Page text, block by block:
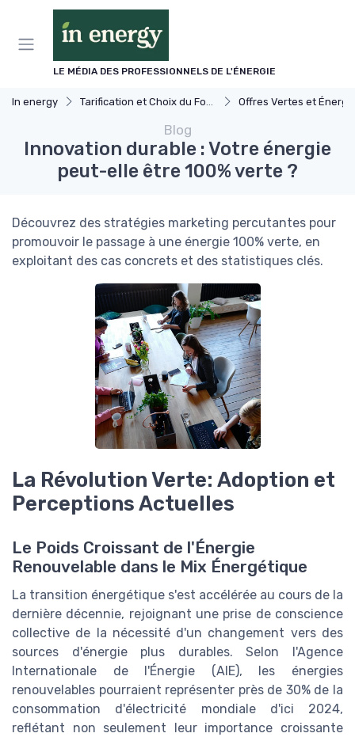
LE MÉDIA DES PROFESSIONNELS DE L'ÉNERGIE
In energy Tarification et Choix du Fournisseur Offres Vertes et Énergies
Blog
Innovation durable : Votre énergie
peut-elle être 100% verte ?
Découvrez des stratégies marketing percutantes pour
promouvoir le passage à une énergie 100% verte, en
exploitant des cas concrets et des statistiques clés.
La Révolution Verte: Adoption et
Perceptions Actuelles
Le Poids Croissant de l'Énergie
Renouvelable dans le Mix Énergétique
La transition énergétique s'est accélérée au cours de la
dernière décennie, rejoignant une prise de conscience
collective de la nécessité d'un changement vers des
sources d'énergie plus durables. Selon l'Agence
Internationale de l'Énergie (AIE), les énergies
renouvelables pourraient représenter près de 30% de la
consommation d'électricité mondiale d'ici 2024,
reflétant non seulement leur importance croissante
Panneau de gestion des cookies